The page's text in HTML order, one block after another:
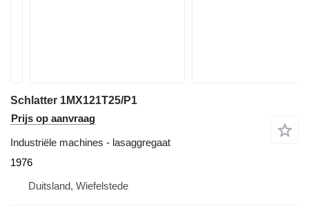
Schlatter 1MX121T25/P1
Prijs op aanvraag
Industriële machines - lasaggregaat
1976
Duitsland, Wiefelstede